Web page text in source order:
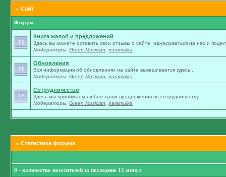
Сайт
Форум
Книга жалоб и предложений
Здесь вы можете оставить свои отзывы о сайте, нажаловаться на нас и
Модераторы:Green Musician ,naramulka
Обновления
Вся информация об обновлениях на сайте вывешивается здесь...
Модераторы:Green Musician ,naramulka
Сотрудничество
Здесь мы принимаем любые ваши предложения по сотрудничеству...
Модераторы:Green Musician ,naramulka
Статистика форума
0 - количество посетителей за последние 15 минут